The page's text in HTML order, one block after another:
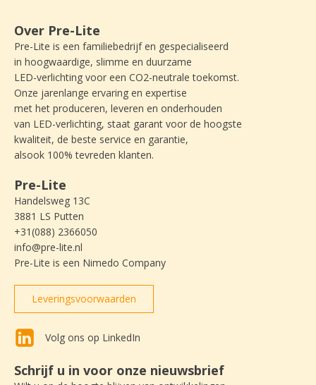
Over Pre-Lite
Pre-Lite is een familiebedrijf en gespecialiseerd
in hoogwaardige, slimme en duurzame
LED-verlichting voor een CO2-neutrale toekomst.
Onze jarenlange ervaring en expertise
met het produceren, leveren en onderhouden
van LED-verlichting, staat garant voor de hoogste
kwaliteit, de beste service en garantie,
alsook 100% tevreden klanten.
Pre-Lite
Handelsweg 13C
3881 LS Putten
+31(088) 2366050
info@pre-lite.nl
Pre-Lite is een Nimedo Company
Leveringsvoorwaarden
Volg ons op LinkedIn
Schrijf u in voor onze nieuwsbrief